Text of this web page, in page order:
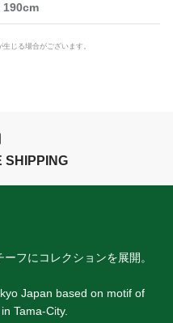
190cm
じる場合がございます。
SHIPPING
フにコレクションを展開。
Japan based on motif of
Tama-City.